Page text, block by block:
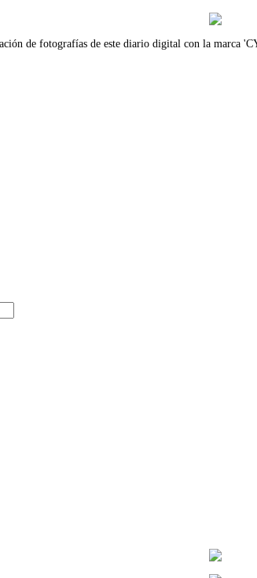
de fotografías de este diario digital con la marca